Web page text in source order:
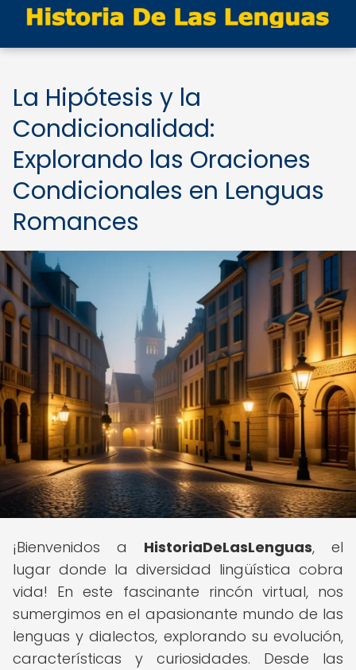
La Hipótesis y la
Condicionalidad:
Explorando las Oraciones
Condicionales en Lenguas
Romances
¡Bienvenidos a HistoriaDeLasLenguas, el
lugar donde la diversidad lingüística cobra
vida! En este fascinante rincón virtual, nos
sumergimos en el apasionante mundo de las
lenguas y dialectos, explorando su evolución,
características y curiosidades. Desde las